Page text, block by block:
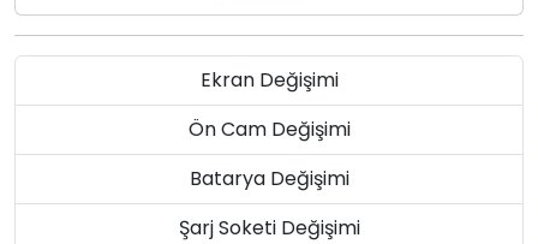
Ekran Değişimi
Ön Cam Değişimi
Batarya Değişimi
Şarj Soketi Değişimi